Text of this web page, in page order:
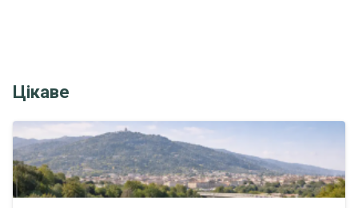
Цікаве